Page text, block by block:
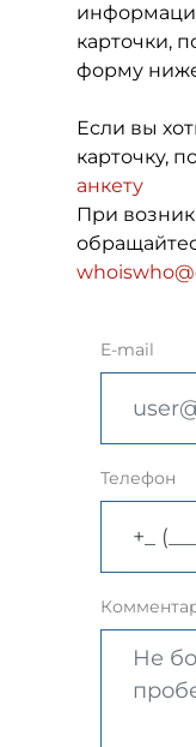
карточки,
форму
Если вы
карточку,
анкету
При
E-mail
Телефон